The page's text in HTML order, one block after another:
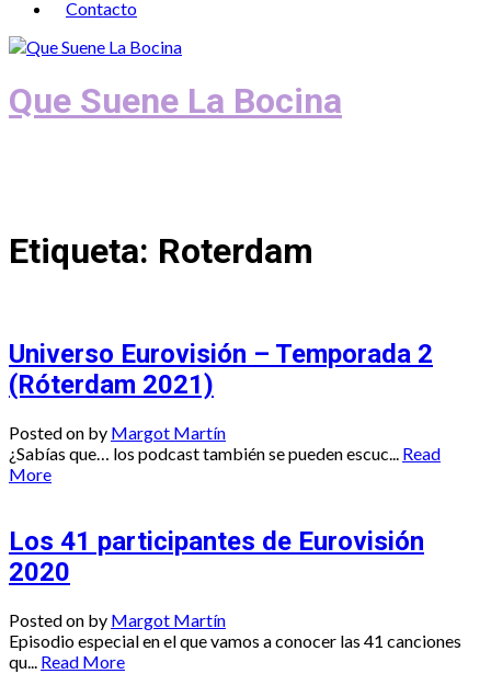
Contacto
Que Suene La Bocina
Etiqueta: Roterdam
Universo Eurovisión – Temporada 2
(Róterdam 2021)
Posted on by Margot Martín
¿Sabías que… los podcast también se pueden escuc...
Read
More
Los 41 participantes de Eurovisión
2020
Posted on by Margot Martín
Episodio especial en el que vamos a conocer las 41 canciones
qu... Read More